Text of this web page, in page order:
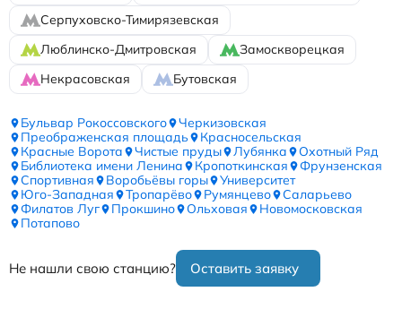
Серпуховско-Тимирязевская
Люблинско-Дмитровская
Замоскворецкая
Некрасовская
Бутовская
Бульвар Рокоссовского
Черкизовская
Преображенская площадь
Красносельская
Красные Ворота
Чистые пруды Лубянка
Охотный Ряд
Библиотека имени Ленина
Кропоткинская
Фрунзенская
Спортивная
Воробьёвы горы
Университет
Юго-Западная
Тропарёво Румянцево
Саларьево
Филатов Луг
Прокшино Ольховая
Новомосковская
Потапово
Не нашли свою станцию? Оставить заявку